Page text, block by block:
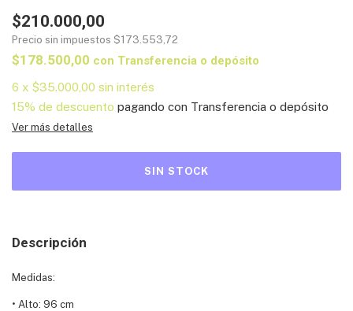
$210.000,00
Precio sin impuestos $173.553,72
$178.500,00 con Transferencia o depósito
6 x $35.000,00 sin interés
15% de descuento pagando con Transferencia o depósito
Ver más detalles
Descripción
Medidas:
• Alto: 96 cm